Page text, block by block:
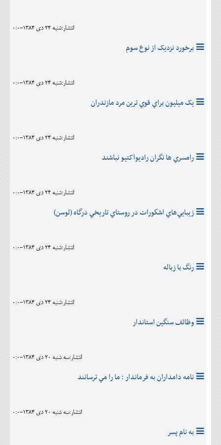
انتشار:شنبه 24 دی 1384-0:0
برخورد نزديک از نوع سوم
انتشار:شنبه 24 دی 1384-0:0
يک ميليون براي قوي ترين مرد مازندران
انتشار:شنبه 24 دی 1384-0:0
رامسري ها نگران راديواکتيو نباشند
انتشار:شنبه 24 دی 1384-0:0
زيبايي‌هاي‌ اشكورات‌ در روستاي‌ تاريخي‌ درگاه‌ (لوسن‌)
انتشار:شنبه 24 دی 1384-0:0
رنگ با زباله
انتشار:شنبه 24 دی 1384-0:0
وظائف سنگين استاندار
انتشار:سه شنبه 20 دی 1384-0:0
نامه دامداران به فرماندار : ما را مي ترسانند
انتشار:سه شنبه 20 دی 1384-0:0
به نام پسر